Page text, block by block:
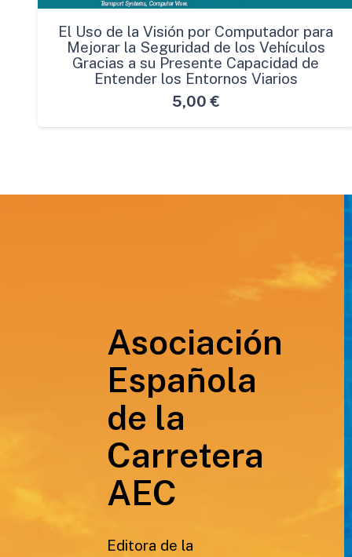
El Uso de la Visión por Computador para
Mejorar la Seguridad de los Vehículos
Gracias a su Presente Capacidad de
Entender los Entornos Viarios
5,00 €
Asociación
Española
de la
Carretera
AEC
Editora de la